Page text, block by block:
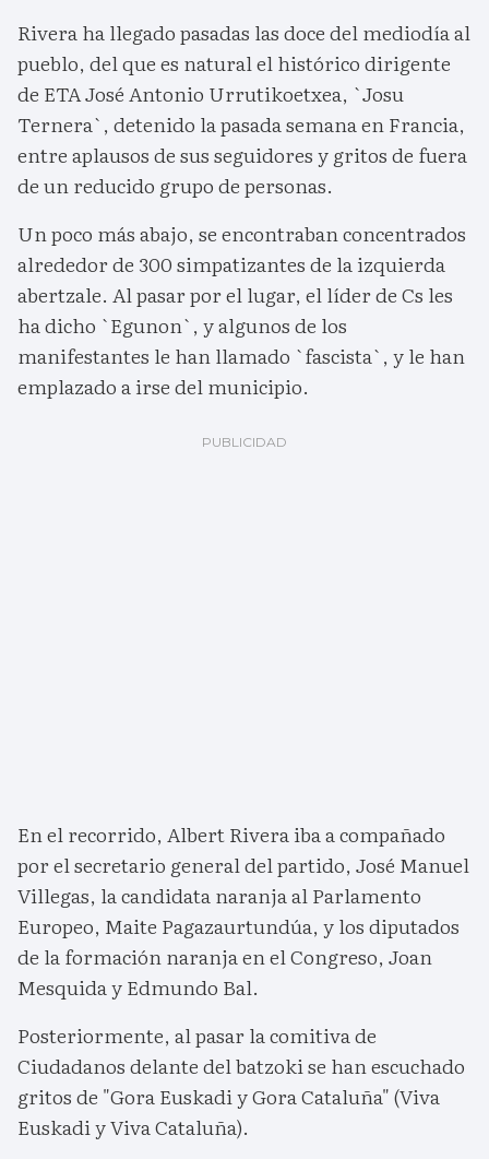
Rivera ha llegado pasadas las doce del mediodía al
pueblo, del que es natural el histórico dirigente
de ETA José Antonio Urrutikoetxea, `Josu
Ternera`, detenido la pasada semana en Francia,
entre aplausos de sus seguidores y gritos de fuera
de un reducido grupo de personas.
Un poco más abajo, se encontraban concentrados
alrededor de 300 simpatizantes de la izquierda
abertzale. Al pasar por el lugar, el líder de Cs les
ha dicho `Egunon`, y algunos de los
manifestantes le han llamado `fascista`, y le han
emplazado a irse del municipio.
En el recorrido, Albert Rivera iba a compañado
por el secretario general del partido, José Manuel
Villegas, la candidata naranja al Parlamento
Europeo, Maite Pagazaurtundúa, y los diputados
de la formación naranja en el Congreso, Joan
Mesquida y Edmundo Bal.
Posteriormente, al pasar la comitiva de
Ciudadanos delante del batzoki se han escuchado
gritos de "Gora Euskadi y Gora Cataluña" (Viva
Euskadi y Viva Cataluña).